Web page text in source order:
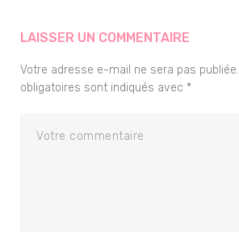
LAISSER UN COMMENTAIRE
Votre adresse e-mail ne sera pas publiée.
obligatoires sont indiqués avec *